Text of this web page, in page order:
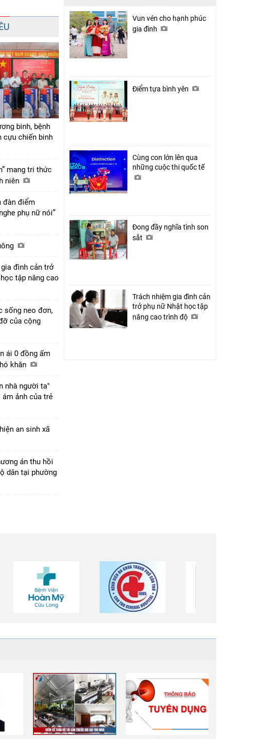
binh, bệnh
cựu chiến binh
mang tri thức
niên
đàn điểm
phụ nữ nói”
đình cản trở
tập nâng cao
sống neo đơn,
của cộng
ái 0 đồng ấm
khăn
nhà người ta"
ảnh của trẻ
an sinh xã
án thu hồi
dân tại phường
Vun vén cho hạnh phúc
gia đình
Điểm tựa bình yên
Cùng con lớn lên qua
những cuộc thi quốc tế
Đong đầy nghĩa tình son
sắt
Trách nhiệm gia đình cản
trở phụ nữ Nhật học tập
nâng cao trình độ